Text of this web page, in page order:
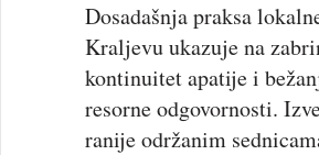
Dosadašnja praksa
Kraljevu ukazuje na
kontinuitet apatije i
resorne odgovornosti.
ranije održanim